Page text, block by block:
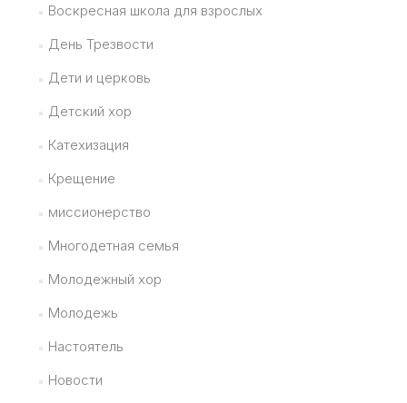
Воскресная школа для взрослых
День Трезвости
Дети и церковь
Детский хор
Катехизация
Крещение
миссионерство
Многодетная семья
Молодежный хор
Молодежь
Настоятель
Новости